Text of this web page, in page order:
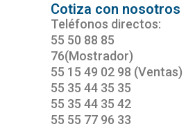
Cotiza con nosotros
Teléfonos directos:
55 50 88 85
76(Mostrador)
55 15 49 02 98 (Ventas)
55 35 44 35 35
55 35 44 35 42
55 55 77 96 33